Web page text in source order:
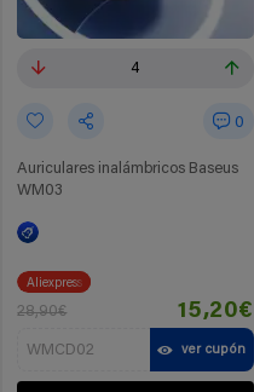
4
0
Auriculares inalámbricos Baseus
WM03
Aliexpress
28,90€ 15,20€
WMCD02 ver cupón